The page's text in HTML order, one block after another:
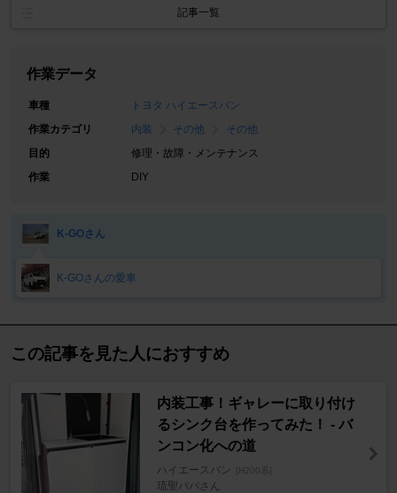
記事一覧
作業データ
車種
トヨタ ハイエースバン
作業カテゴリ
内装 その他
その他
目的
修理・故障・メンテナンス
作業
DIY
K-GOさん
K-GOさんの愛車
この記事を見た人におすすめ
内装工事！ギャレーに取り付け
るシンク台を作ってみた！ - バ
ンコン化への道
ハイエースバン [H200系]
琉聖パパさん